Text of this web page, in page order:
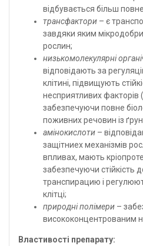
відбувається більш
трансфактори – є
завдяки яким
рослин;
низькомолекулярні
відповідають за
клітині, підвищують
несприятливих факторів
забезпечуючи повне
поживних речовин із
амінокислоти –
защітниех механізмів
впливах, мають
забезпечуючи стійкість
транспирацию і
клітці;
природні полімери –
висококонцентрованим
Властивості препарату: